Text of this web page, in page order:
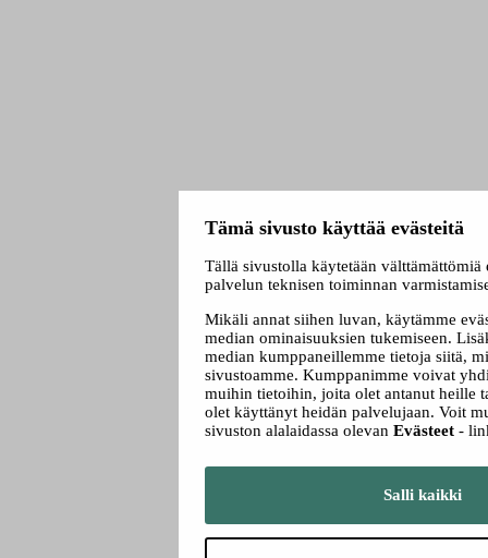
Tämä sivusto käyttää evästeitä
Tällä sivustolla käytetään välttämättömiä
palvelun teknisen toiminnan
Mikäli annat siihen luvan, käytämme
median ominaisuuksien tukemiseen.
median kumppaneillemme tietoja siitä,
sivustoamme. Kumppanimme voivat
muihin tietoihin, joita olet antanut heille
olet käyttänyt heidän palvelujaan. Voit
sivuston alalaidassa olevan Evästeet -
Salli kaikki